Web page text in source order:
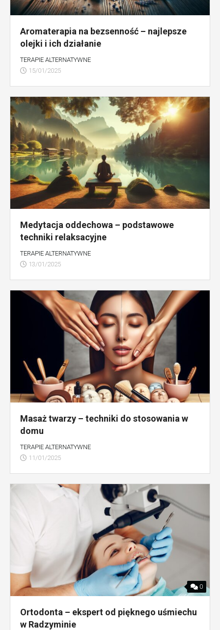
Aromaterapia na bezsenność – najlepsze
olejki i ich działanie
TERAPIE ALTERNATYWNE
15/01/2025
Medytacja oddechowa – podstawowe
techniki relaksacyjne
TERAPIE ALTERNATYWNE
13/01/2025
Masaż twarzy – techniki do stosowania w
domu
TERAPIE ALTERNATYWNE
11/01/2025
0
Ortodonta – ekspert od pięknego uśmiechu
w Radzyminie